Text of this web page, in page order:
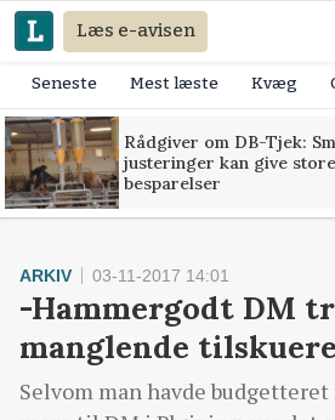
Læs e-avisen
Seneste Mest læste Kvæg
Rådgiver om DB-Tjek:
justeringer kan give store
besparelser
ARKIV 03-11-2017 14:01
-Hammergodt DM
manglende tilskuere
Selvom man havde